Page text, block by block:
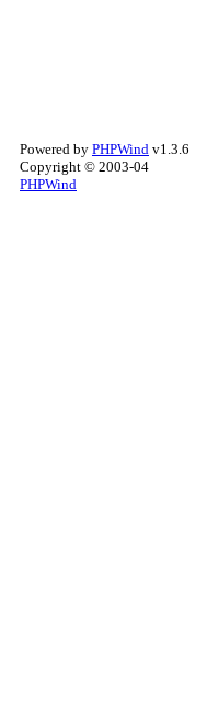
Powered by PHPWind v1.3.6
Copyright © 2003-04
PHPWind